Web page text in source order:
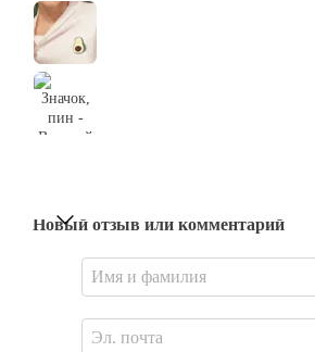
Новый отзыв или комментарий